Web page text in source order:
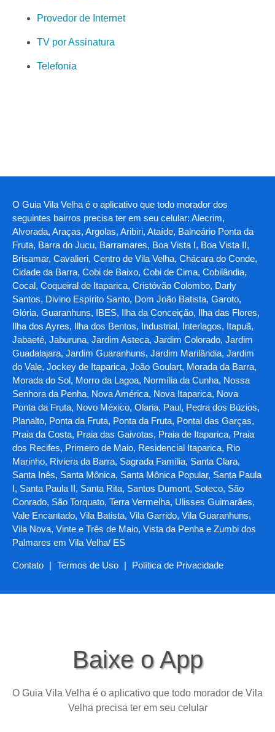
Provedor de Internet
TV por Assinatura
Telefonia
O Guia Vila Velha é o aplicativo que todo morador dos
seguintes bairros precisa ter em seu celular: Alecrim,
Alvorada, Araças, Argolas, Aribiri, Ataíde, Balneário Ponta da
Fruta, Barra do Jucu, Barramares, Boa Vista I, Boa Vista II,
Brisamar, Cavalieri, Centro de Vila Velha, Chácara do Conde,
Cidade da Barra, Cobi de Baixo, Cobi de Cima, Cobilândia,
Cocal, Coqueiral de Itaparica, Cristóvão Colombo, Darly
Santos, Divino Espírito Santo, Dom João Batista, Garoto,
Glória, Guaranhuns, IBES, Ilha da Conceição, Ilha das Flores,
Ilha dos Ayres, Ilha dos Bentos, Industrial, Interlagos, Itapuã,
Jabaeté, Jaburuna, Jardim Asteca, Jardim Colorado, Jardim
Guadalajara, Jardim Guaranhuns, Jardim Marilândia, Jardim
do Vale, Jockey de Itaparica, João Goulart, Morada da Barra,
Morada do Sol, Morro da Lagoa, Normília da Cunha, Nossa
Senhora da Penha, Nova América, Nova Itaparica, Nova
Ponta da Fruta, Novo México, Olaria, Paul, Pedra dos Búzios,
Planalto, Ponta da Fruta, Ponta da Fruta, Pontal das Garças,
Praia da Costa, Praia das Gaivotas, Praia de Itaparica, Praia
dos Recifes, Primeiro de Maio, Residencial Itaparica, Rio
Marinho, Riviera da Barra, Sagrada Família, Santa Clara,
Santa Inês, Santa Mônica, Santa Mônica Popular, Santa Paula
I, Santa Paula II, Santa Rita, Santos Dumont, Soteco, São
Conrado, São Torquato, Terra Vermelha, Ulisses Guimarães,
Vale Encantado, Vila Batista, Vila Garrido, Vila Guaranhuns,
Vila Nova, Vinte e Três de Maio, Vista da Penha e Zumbi dos
Palmares em Vila Velha/ ES
Contato | Termos de Uso | Política de Privacidade
Baixe o App
O Guia Vila Velha é o aplicativo que todo morador de Vila
Velha precisa ter em seu celular